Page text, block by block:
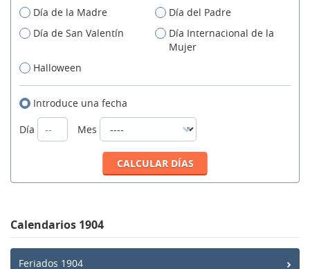
Día de la Madre
Día del Padre
Día de San Valentín
Día Internacional de la
Mujer
Halloween
Introduce una fecha
Día
Mes
Calendarios 1904
Feriados 1904